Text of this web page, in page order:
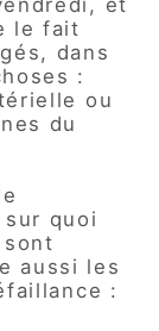
le fait
dans
:
ou
du
quoi
aussi les
: